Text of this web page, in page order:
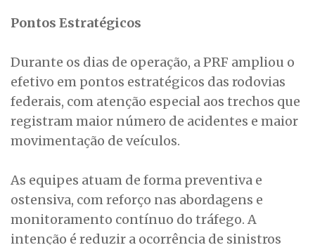
Pontos Estratégicos
Durante os dias de operação, a PRF ampliou o
efetivo em pontos estratégicos das rodovias
federais, com atenção especial aos trechos que
registram maior número de acidentes e maior
movimentação de veículos.
As equipes atuam de forma preventiva e
ostensiva, com reforço nas abordagens e
monitoramento contínuo do tráfego. A
intenção é reduzir a ocorrência de sinistros